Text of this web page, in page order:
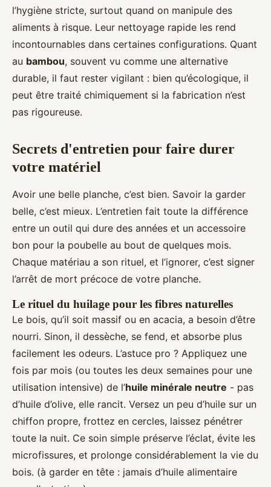
l’hygiène stricte, surtout quand on manipule des
aliments à risque. Leur nettoyage rapide les rend
incontournables dans certaines configurations. Quant
au bambou, souvent vu comme une alternative
durable, il faut rester vigilant : bien qu’écologique, il
peut être traité chimiquement si la fabrication n’est
pas rigoureuse.
Secrets d'entretien pour faire durer
votre matériel
Avoir une belle planche, c’est bien. Savoir la garder
belle, c’est mieux. L’entretien fait toute la différence
entre un outil qui dure des années et un accessoire
bon pour la poubelle au bout de quelques mois.
Chaque matériau a son rituel, et l’ignorer, c’est signer
l’arrêt de mort précoce de votre planche.
Le rituel du huilage pour les fibres naturelles
Le bois, qu’il soit massif ou en acacia, a besoin d’être
nourri. Sinon, il dessèche, se fend, et absorbe plus
facilement les odeurs. L’astuce pro ? Appliquez une
fois par mois (ou toutes les deux semaines pour une
utilisation intensive) de l’huile minérale neutre - pas
d’huile d’olive, elle rancit. Versez un peu d’huile sur un
chiffon propre, frottez en cercles, laissez pénétrer
toute la nuit. Ce soin simple préserve l’éclat, évite les
microfissures, et prolonge considérablement la vie du
bois. (à garder en tête : jamais d’huile alimentaire